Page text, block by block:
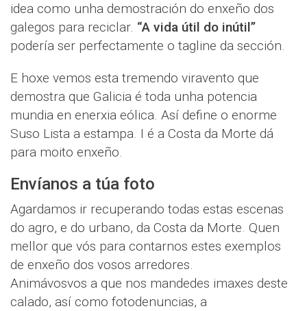
idea como unha demostración do enxeño dos
galegos para reciclar. “A vida útil do inútil”
podería ser perfectamente o tagline da sección.
E hoxe vemos esta tremendo viravento que
demostra que Galicia é toda unha potencia
mundia en enerxia eólica. Así define o enorme
Suso Lista a estampa. I é a Costa da Morte dá
para moito enxeño.
Envíanos a túa foto
Agardamos ir recuperando todas estas escenas
do agro, e do urbano, da Costa da Morte. Quen
mellor que vós para contarnos estes exemplos
de enxeño dos vosos arredores.
Animávosvos a que nos mandedes imaxes deste
calado, así como fotodenuncias, a